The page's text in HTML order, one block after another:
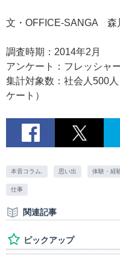
文・OFFICE-SANGA 森
調査時期：2014年2月
アンケート：フレッシャ
集計対象数：社会人500
ケート）
本音コラム. 思い出 体験・経
仕事
関連記事
ピックアップ